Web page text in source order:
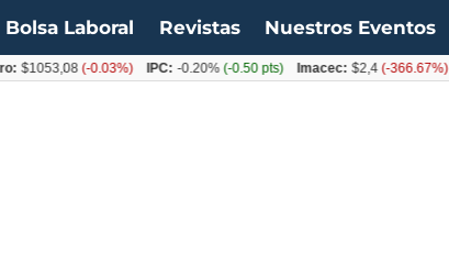
Bolsa Laboral Revistas Nuestros Eventos
(-0.03%) IPC: -0.20% (-0.50 pts) Imacec: $2,4(-366.67%) TPM: